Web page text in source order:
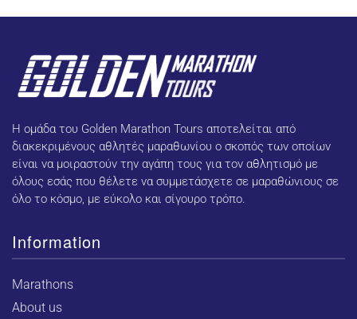
Η ομάδα του Golden Marathon Tours αποτελείται από
διακεκριμένους αθλητές μαραθωνίου ο σκοπός των οποίων
είναι να μοιραστούν την αγάπη τους για τον αθλητισμό με
όλους εσάς που θέλετε να συμμετάσχετε σε μαραθώνιους σε
όλο το κόσμο, με εύκολο και σίγουρο τρόπο.
Information
Marathons
About us